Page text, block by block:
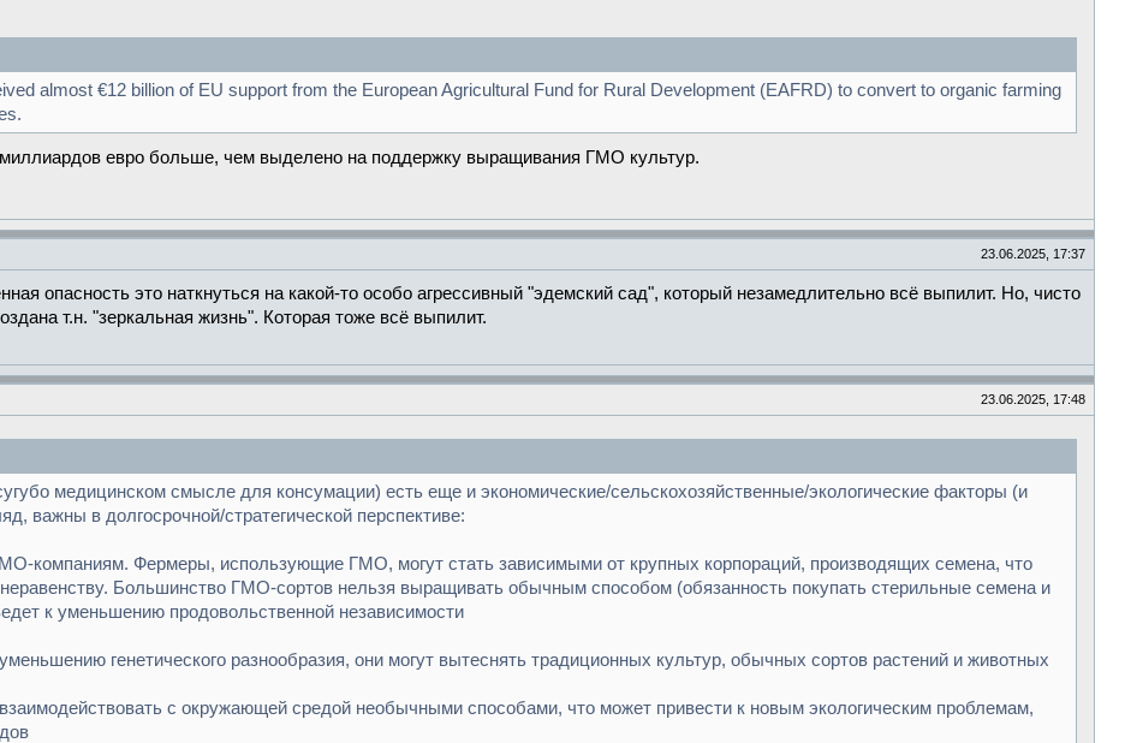
almost €12 billion of EU support from the European Agricultural Fund for Rural Development (EAFRD) to convert to organic farming
евро больше, чем выделено на поддержку выращивания ГМО культур.
23.06.2025, 17:37
опасность это наткнуться на какой-то особо агрессивный "эдемский сад", который незамедлительно всё выпилит. Но, чисто
т.н. "зеркальная жизнь". Которая тоже всё выпилит.
23.06.2025, 17:48
медицинском смысле для консумации) есть еще и экономические/сельскохозяйственные/экологические факторы (и
важны в долгосрочной/стратегической перспективе:
компаниям. Фермеры, использующие ГМО, могут стать зависимыми от крупных корпораций, производящих семена, что
Большинство ГМО-сортов нельзя выращивать обычным способом (обязанность покупать стерильные семена и
к уменьшению продовольственной независимости
генетического разнообразия, они могут вытеснять традиционных культур, обычных сортов растений и животных
с окружающей средой необычными способами, что может привести к новым экологическим проблемам,